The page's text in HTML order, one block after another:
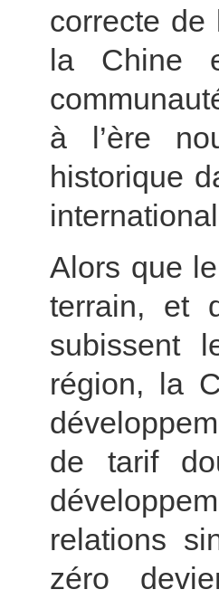
correcte
la Chine
à l’ère
historique
Alors que
terrain, et
subissent
région, la
de tarif
relations
zéro